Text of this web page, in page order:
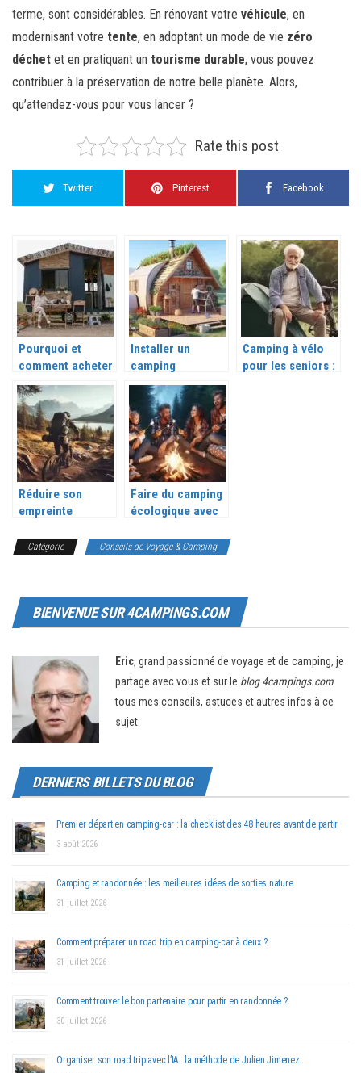
terme, sont considérables. En rénovant votre véhicule, en
modernisant votre tente, en adoptant un mode de vie zéro
déchet et en pratiquant un tourisme durable, vous pouvez
contribuer à la préservation de notre belle planète. Alors,
qu’attendez-vous pour vous lancer ?
Rate this post
Twitter Pinterest Facebook
Pourquoi et
comment acheter
un mobil-home
dans un camping
dans le Var
Installer un
camping
écologique dans
votre jardin
Camping à vélo
pour les seniors :
Réduire son
empreinte
camping à vélo
Faire du camping
écologique avec
guide pour les
Catégorie Conseils de Voyage & Camping
BIENVENUE SUR 4CAMPINGS.COM
Eric, grand passionné de voyage et de camping, je
partage avec vous et sur le blog 4campings.com
tous mes conseils, astuces et autres infos à ce
sujet.
DERNIERS BILLETS DU BLOG
Premier départ en camping-car : la checklist des 48 heures avant de partir
3 août 2026
Camping et randonnée : les meilleures idées de sorties nature
31 juillet 2026
Comment préparer un road trip en camping-car à deux ?
31 juillet 2026
Comment trouver le bon partenaire pour partir en randonnée ?
30 juillet 2026
Organiser son road trip avec l’IA : la méthode de Julien Jimenez